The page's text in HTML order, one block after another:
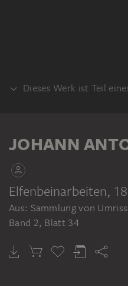
Dieses Werk ist Teil
JOHANN ANTON RAMBOUX
Sammlung von Umrissen und Durchzeichnungen, Band 2
JOHANN
Elfenbeinarbeiten,
Aus: Sammlung von
Band 2, Blatt 34